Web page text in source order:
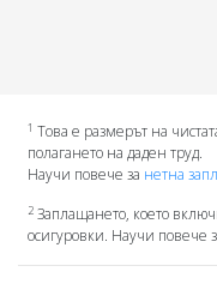
1 Това е размерът на
полагането на даден труд.
Научи повече за нетна
2Заплащането, което
осигуровки. Научи повече